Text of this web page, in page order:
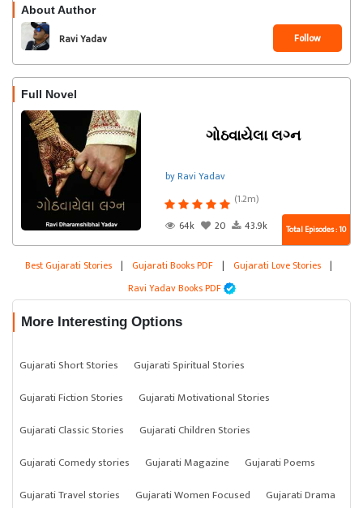
About Author
Ravi Yadav Follow
Full Novel
ગોઠવાયેલા લગ્ન
by Ravi Yadav
(1.2m)
64k
20 43.9k Total Episodes : 10
Best Gujarati Stories | Gujarati Books PDF | Gujarati Love Stories |
Ravi Yadav Books PDF
More Interesting Options
Gujarati Short Stories
Gujarati Spiritual Stories
Gujarati Fiction Stories
Gujarati Motivational Stories
Gujarati Classic Stories
Gujarati Children Stories
Gujarati Comedy stories
Gujarati Magazine
Gujarati Poems
Gujarati Travel stories
Gujarati Women Focused Gujarati Drama